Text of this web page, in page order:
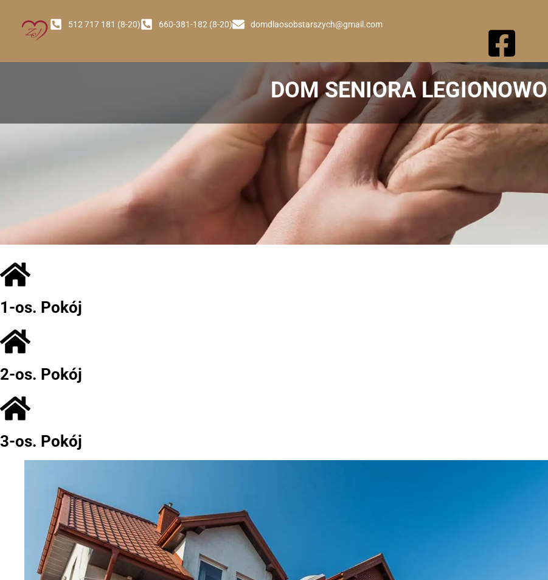
512 717 181 (8-20) 660-381-182 (8-20) domdlaosobstarszych@gmail.com
DOM SENIORA LEGIONOWO
1-os. Pokój
2-os. Pokój
3-os. Pokój